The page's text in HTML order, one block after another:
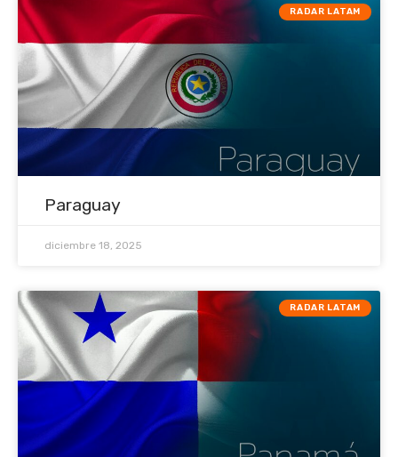
RADAR LATAM
Paraguay
diciembre 18, 2025
RADAR LATAM